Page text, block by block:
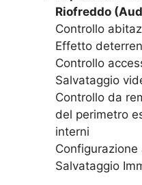
Riofreddo
Controllo
Effetto
Controllo
Salvataggio
Controllo da
del perimetro
interni
Salvataggio